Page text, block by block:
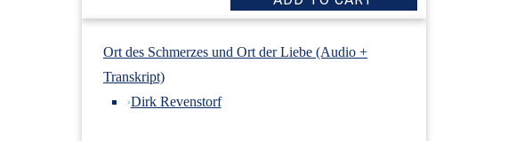
Ort des Schmerzes und Ort der Liebe (Audio +
Transkript)
›Dirk Revenstorf